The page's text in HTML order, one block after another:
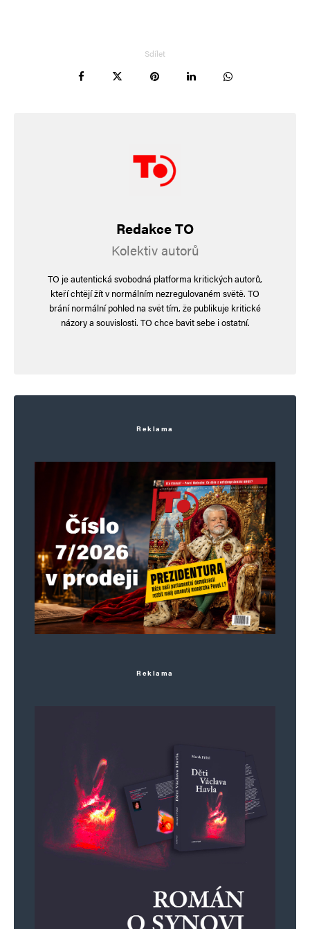
Sdílet
Redakce TO
Kolektiv autorů
TO je autentická svobodná platforma kritických autorů,
kteří chtějí žít v normálním nezregulovaném světě. TO
brání normální pohled na svět tím, že publikuje kritické
názory a souvislosti. TO chce bavit sebe i ostatní.
Reklama
Reklama